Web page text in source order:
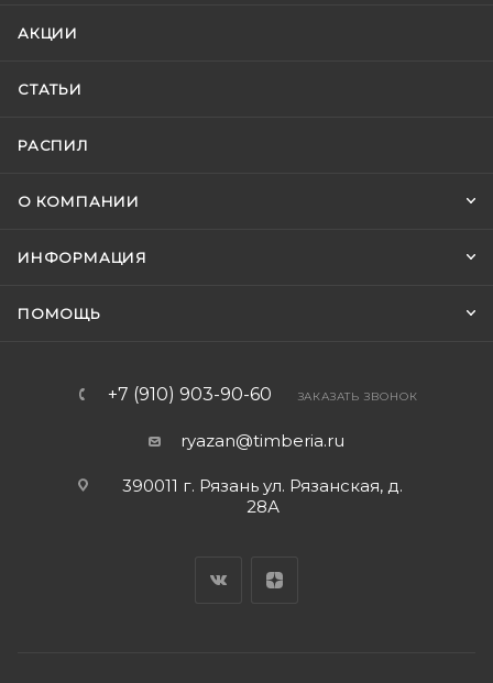
АКЦИИ
СТАТЬИ
РАСПИЛ
О КОМПАНИИ
ИНФОРМАЦИЯ
ПОМОЩЬ
+7 (910) 903-90-60 ЗАКАЗАТЬ ЗВОНОК
ryazan@timberia.ru
390011 г. Рязань ул. Рязанская, д.
28А